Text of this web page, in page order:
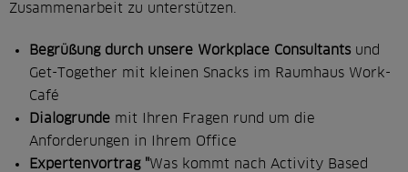
Zusammenarbeit zu unterstützen.
Begrüßung durch unsere Workplace Consultants und
Get-Together mit kleinen Snacks im Raumhaus Work-
Café
Dialogrunde mit Ihren Fragen rund um die
Anforderungen in Ihrem Office
Expertenvortrag "Was kommt nach Activity Based